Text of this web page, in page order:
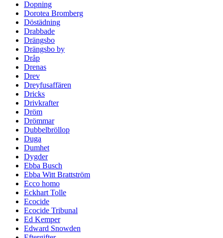
Dopning
Dorotea Bromberg
Döstädning
Drabbade
Drängsbo
Drängsbo by
Dråp
Drenas
Drev
Dreyfusaffären
Dricks
Drivkrafter
Dröm
Drömmar
Dubbelbröllop
Duga
Dumhet
Dygder
Ebba Busch
Ebba Witt Brattström
Ecco homo
Eckhart Tolle
Ecocide
Ecocide Tribunal
Ed Kemper
Edward Snowden